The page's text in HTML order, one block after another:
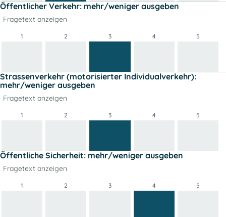
Öffentlicher Verkehr: mehr/weniger ausgeben
Fragetext anzeigen
1 2 3 4 5
Strassenverkehr (motorisierter Individualverkehr):
mehr/weniger ausgeben
Fragetext anzeigen
1 2 3 4 5
Öffentliche Sicherheit: mehr/weniger ausgeben
Fragetext anzeigen
1 2 3 4 5